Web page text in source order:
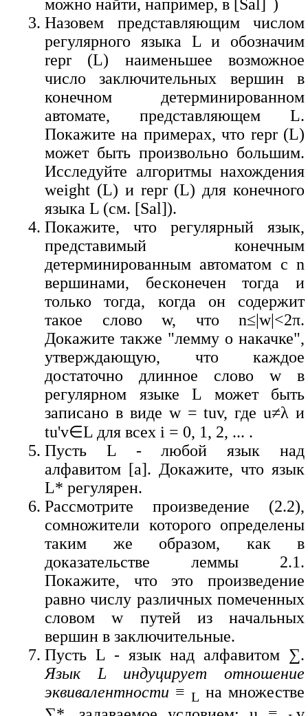
можно найти, например, в [Sal] )
Назовем представляющим числом
регулярного языка L и обозначим
repr (L) наименьшее возможное
число заключительных вершин в
конечном детерминированном
автомате, представляющем L.
Покажите на примерах, что repr (L)
может быть произвольно большим.
Исследуйте алгоритмы нахождения
weight (L) и repr (L) для конечного
языка L (см. [Sal]).
Покажите, что регулярный язык,
представимый конечным
детерминированным автоматом с n
вершинами, бесконечен тогда и
только тогда, когда он содержит
такое слово w, что n≤|w|<2π.
Докажите также "лемму о накачке",
утверждающую, что каждое
достаточно длинное слово w в
регулярном языке L может быть
записано в виде w = tuv, где u≠λ и
tu'v∈L для всех i = 0, 1, 2, ... .
Пусть L - любой язык над
алфавитом [a]. Докажите, что язык
L* регулярен.
Рассмотрите произведение (2.2),
сомножители которого определены
таким же образом, как в
доказательстве леммы 2.1.
Покажите, что это произведение
равно числу различных помеченных
словом w путей из начальных
вершин в заключительные.
Пусть L - язык над алфавитом ∑.
Язык L индуцирует отношение
эквивалентности ≡ L на множестве